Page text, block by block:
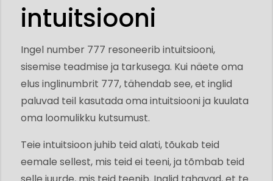
intuitsiooni
Ingel number 777 resoneerib intuitsiooni,
sisemise teadmise ja tarkusega. Kui näete oma
elus inglinumbrit 777, tähendab see, et inglid
paluvad teil kasutada oma intuitsiooni ja kuulata
oma loomulikku kutsumust.
Teie intuitsioon juhib teid alati, tõukab teid
eemale sellest, mis teid ei teeni, ja tõmbab teid